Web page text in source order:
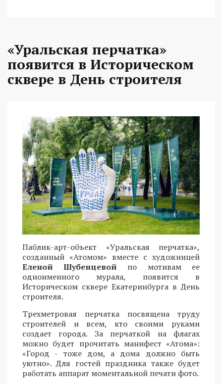
«Уральская перчатка»
появится в Историческом
сквере в День строителя
Паблик-арт-объект «Уральская перчатка»,
созданный «Атомом» вместе с художницей
Еленой Шубенцевой по мотивам ее
одноименного мурала, появится в
Историческом сквере Екатеринбурга в День
строителя.
Трехметровая перчатка посвящена труду
строителей и всем, кто своими руками
создает города. За перчаткой на флагах
можно будет прочитать манифест «Атома»:
«Город - тоже дом, а дома должно быть
уютно». Для гостей праздника также будет
работать аппарат моментальной печати фото.